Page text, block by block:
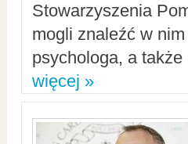
Stowarzyszenia
mogli znaleźć w
psychologa, a
więcej »